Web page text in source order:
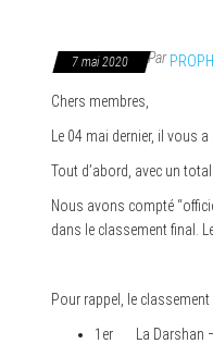
7 mai 2020 Par
Chers membres,
Le 04 mai dernier, il vous
Tout d’abord, avec un
Nous avons compté
dans le classement final.
Pour rappel, le
1er La Darshan